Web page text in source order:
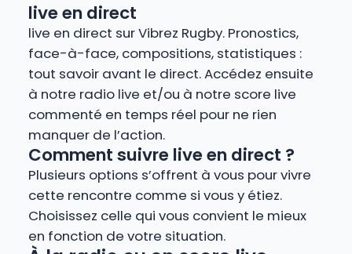
live en direct
live en direct sur Vibrez Rugby. Pronostics,
face-à-face, compositions, statistiques :
tout savoir avant le direct. Accédez ensuite
à notre radio live et/ou à notre score live
commenté en temps réel pour ne rien
manquer de l’action.
Comment suivre live en direct ?
Plusieurs options s’offrent à vous pour vivre
cette rencontre comme si vous y étiez.
Choisissez celle qui vous convient le mieux
en fonction de votre situation.